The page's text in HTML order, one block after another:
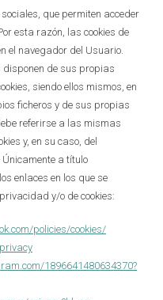
que permiten acceder
esta razón, las cookies de
el navegador del Usuario.
de sus propias
siendo ellos mismos, en
ficheros y de sus propias
referirse a las mismas
y, en su caso, del
a título
enlaces en los que se
y/o de cookies:
policies/cookies/
1896641480634370?